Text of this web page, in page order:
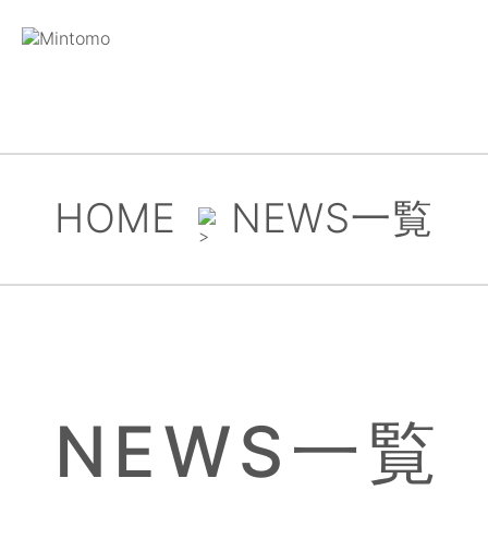
HOME NEWS一覧
NEWS一覧